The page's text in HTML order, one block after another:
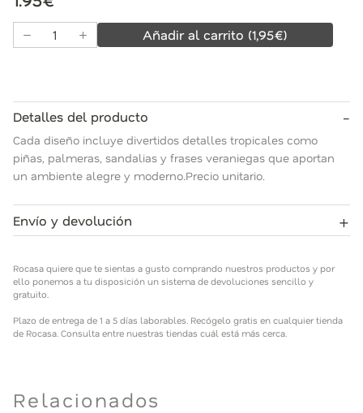
Añadir al carrito (1,95€)
Detalles del producto -
Cada diseño incluye divertidos detalles tropicales como
piñas, palmeras, sandalias y frases veraniegas que aportan
un ambiente alegre y moderno.Precio unitario.
Envío y devolución +
productos y por ello ponemos a tu disposición un sistema de
devoluciones sencillo y gratuito.
cualquier tienda de Rocasa. Consulta entre nuestras tiendas
Rocasa quiere que te sientas a gusto comprando nuestros productos y por
ello ponemos a tu disposición un sistema de devoluciones sencillo y
gratuito.
Plazo de entrega de 1 a 5 días laborables. Recógelo gratis en cualquier tienda
de Rocasa. Consulta entre nuestras tiendas cuál está más cerca.
Relacionados